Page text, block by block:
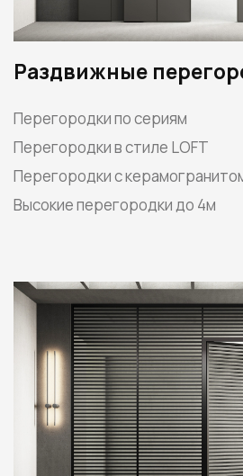
Раздвижные
Перегородки по сериям
Перегородки в стиле LOFT
Перегородки с
Высокие перегородки до 4м